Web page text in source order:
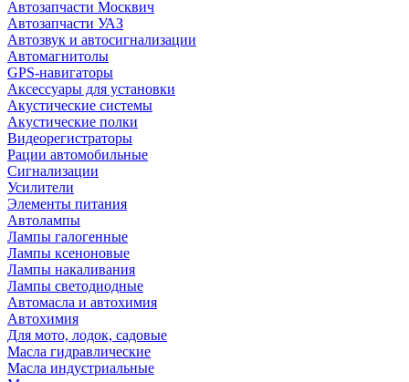
Автозапчасти Москвич
Автозапчасти УАЗ
Автозвук и автосигнализации
Автомагнитолы
GPS-навигаторы
Аксессуары для установки
Акустические системы
Акустические полки
Видеорегистраторы
Рации автомобильные
Сигнализации
Усилители
Элементы питания
Автолампы
Лампы галогенные
Лампы ксеноновые
Лампы накаливания
Лампы светодиодные
Автомасла и автохимия
Автохимия
Для мото, лодок, садовые
Масла гидравлические
Масла индустриальные